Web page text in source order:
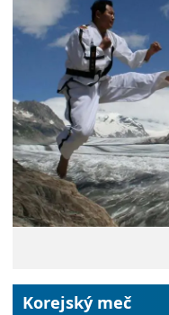
Korejský meč